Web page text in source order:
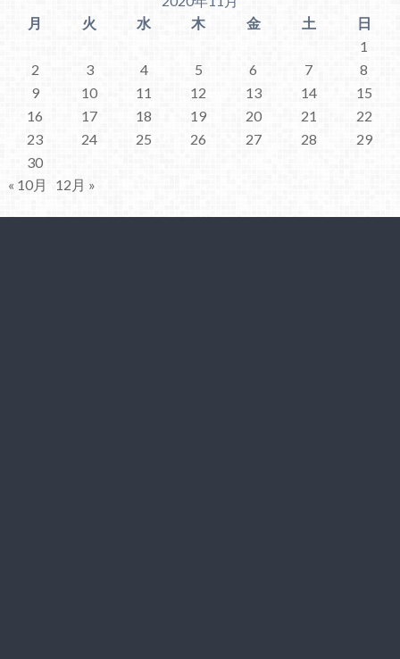
月
火 水 木 金 土
日
1
2
3 4 5 6 7
8
9
10 11 12 13 14
15
16
17 18 19 20 21
22
23
24 25 26 27 28
29
30
« 10月
12月 »